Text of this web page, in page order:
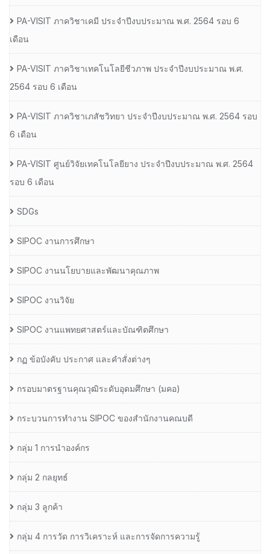
PA-VISIT ภาควิชาเคมี ประจำปีงบประมาณ พ.ศ. 2564 รอบ 6
เดือน
PA-VISIT ภาควิชาเทคโนโลยีชีวภาพ ประจำปีงบประมาณ พ.ศ.
2564 รอบ 6 เดือน
PA-VISIT ภาควิชาเภสัชวิทยา ประจำปีงบประมาณ พ.ศ. 2564 รอบ
6 เดือน
PA-VISIT ศูนย์วิจัยเทคโนโลยียาง ประจำปีงบประมาณ พ.ศ. 2564
รอบ 6 เดือน
SDGs
SIPOC งานการศึกษา
SIPOC งานนโยบายและพัฒนาคุณภาพ
SIPOC งานวิจัย
SIPOC งานแพทยศาสตร์และบัณฑิตศึกษา
กฏ ข้อบังคับ ประกาศ และคำสั่งต่างๆ
กรอบมาตรฐานคุณวุฒิระดับอุดมศึกษา (มคอ)
กระบวนการทำงาน SIPOC ของสำนักงานคณบดี
กลุ่ม 1 การนำองค์กร
กลุ่ม 2 กลยุทธ์
กลุ่ม 3 ลูกค้า
กลุ่ม 4 การวัด การวิเคราะห์ และการจัดการความรู้